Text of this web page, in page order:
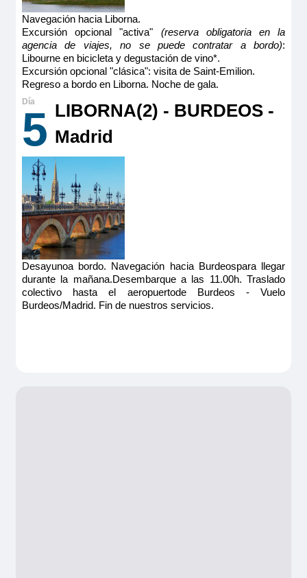
Navegación hacia Liborna.
Excursión opcional "activa" (reserva obligatoria en la
agencia de viajes, no se puede contratar a bordo):
Libourne en bicicleta y degustación de vino*.
Excursión opcional "clásica": visita de Saint-Emilion.
Regreso a bordo en Liborna. Noche de gala.
5 LIBORNA(2) - BURDEOS -
Madrid
Desayunoa bordo. Navegación hacia Burdeospara llegar
durante la mañana.Desembarque a las 11.00h. Traslado
colectivo hasta el aeropuertode Burdeos - Vuelo
Burdeos/Madrid. Fin de nuestros servicios.